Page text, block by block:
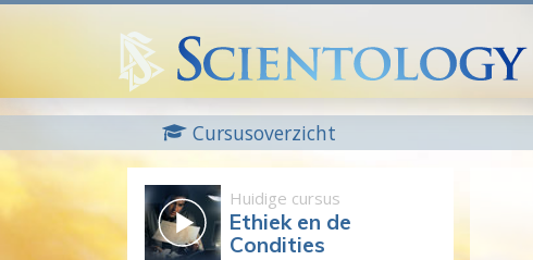
Cursusoverzicht
Huidige cursus
Ethiek en de
Condities